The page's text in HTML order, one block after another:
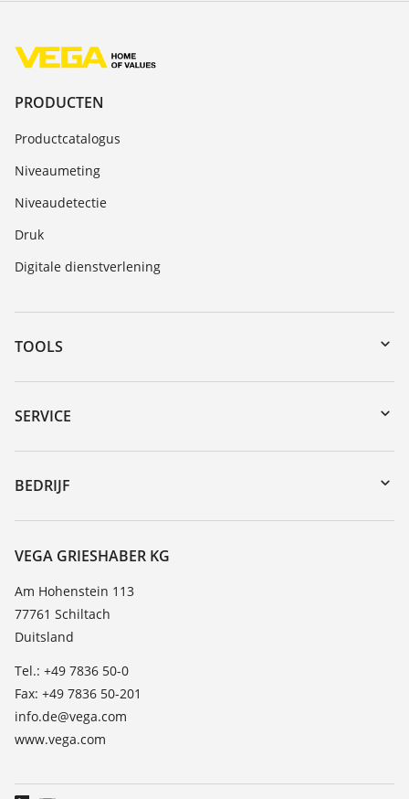
PRODUCTEN
Productcatalogus
Niveaumeting
Niveaudetectie
Druk
Digitale dienstverlening
TOOLS
Downloads
Serienummer zoeken
DTM Collection/PACTware
SERVICE
Reparatieformulier instrument
Seminars
Bestendigheidslijst
TeamViewer
BEDRIJF
Over VEGA
Contact
Nieuws
Persberichten
VEGA GRIESHABER KG
Am Hohenstein 113
77761 Schiltach
Duitsland
Tel.: +49 7836 50-0
Fax: +49 7836 50-201
info.de@vega.com
www.vega.com